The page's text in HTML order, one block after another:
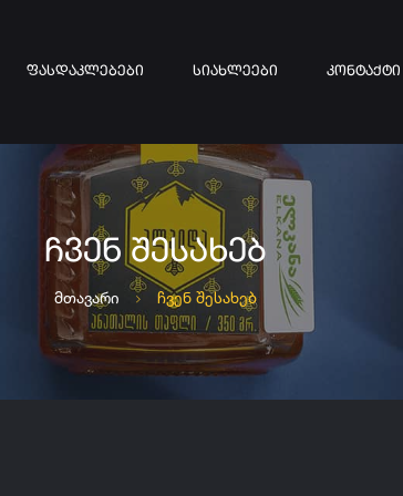
ᲤᲐᲡᲓᲐᲙᲚᲔᲑᲔᲑᲘ ᲡᲘᲐᲮᲚᲔᲔᲑᲘ ᲙᲝᲜᲢᲐᲥᲢᲘ
ᲩᲕᲔᲜ ᲨᲔᲡᲐᲮᲔᲑ
მთავარი ჩვენ შესახებ